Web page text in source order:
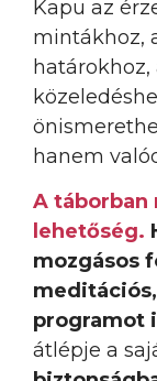
Kapu az
mintákhoz,
határokhoz,
hanem
A táborban
lehetőség.
mozgásos
programot
átlépje a